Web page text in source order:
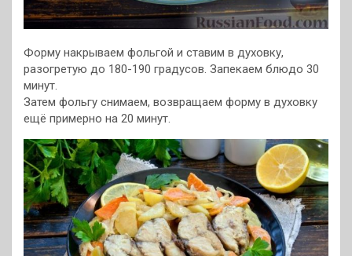
Форму накрываем фольгой и ставим в духовку,
разогретую до 180-190 градусов. Запекаем блюдо 30
минут.
Затем фольгу снимаем, возвращаем форму в духовку
ещё примерно на 20 минут.